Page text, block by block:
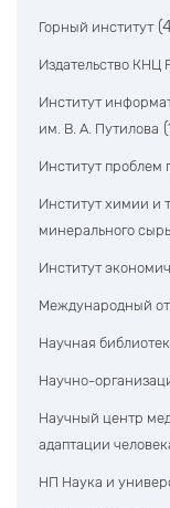
Горный институт
Издательство КНЦ
Институт
им. В. А. Путилова
Институт
Институт химии и
минерального
Институт
Международный
Научная
Научно-
Научный центр
адаптации
НП Наука и